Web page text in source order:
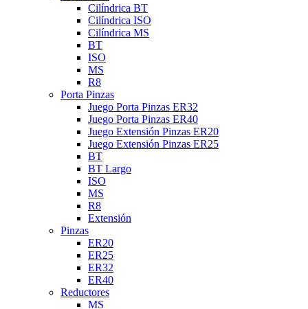
Cilíndrica BT
Cilíndrica ISO
Cilíndrica MS
BT
ISO
MS
R8
Porta Pinzas
Juego Porta Pinzas ER32
Juego Porta Pinzas ER40
Juego Extensión Pinzas ER20
Juego Extensión Pinzas ER25
BT
BT Largo
ISO
MS
R8
Extensión
Pinzas
ER20
ER25
ER32
ER40
Reductores
MS